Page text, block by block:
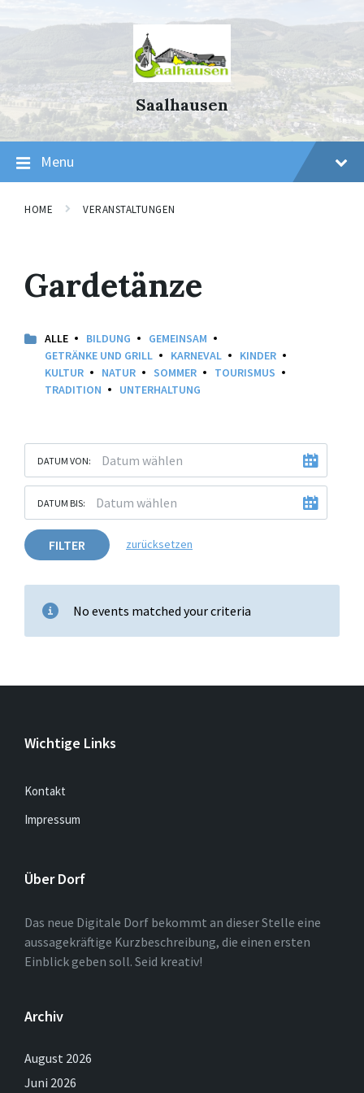
Saalhausen
Menu
HOME VERANSTALTUNGEN
Gardetänze
ALLE BILDUNG
GEMEINSAM
GETRÄNKE UND GRILL
KARNEVAL
KINDER
KULTUR
NATUR SOMMER
TOURISMUS
TRADITION
UNTERHALTUNG
DATUM VON:
DATUM BIS:
FILTER zurücksetzen
No events matched your criteria
Wichtige Links
Kontakt
Impressum
Über Dorf
Das neue Digitale Dorf bekommt an dieser Stelle eine
aussagekräftige Kurzbeschreibung, die einen ersten
Einblick geben soll. Seid kreativ!
Archiv
August 2026
Juni 2026